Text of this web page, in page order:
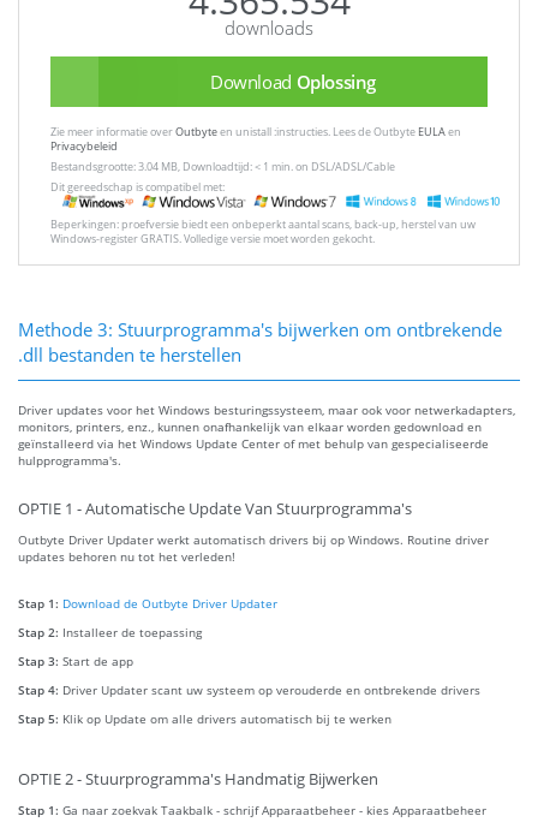
downloads
Download Oplossing
Zie meer informatie overOutbyteen unistall :instructies. Lees de Outbyte EULAen
Privacybeleid
Bestandsgrootte: 3.04 MB, Downloadtijd: < 1 min. on DSL/ADSL/Cable
Dit gereedschap is compatibel met:
Beperkingen: proefversie biedt een onbeperkt aantal scans, back-up, herstel van uw
Windows-register GRATIS. Volledige versie moet worden gekocht.
Methode 3: Stuurprogramma's bijwerken om ontbrekende
.dll bestanden te herstellen
Driver updates voor het Windows besturingssysteem, maar ook voor netwerkadapters,
monitors, printers, enz., kunnen onafhankelijk van elkaar worden gedownload en
geïnstalleerd via het Windows Update Center of met behulp van gespecialiseerde
hulpprogramma's.
OPTIE 1 - Automatische Update Van Stuurprogramma's
Outbyte Driver Updater werkt automatisch drivers bij op Windows. Routine driver
updates behoren nu tot het verleden!
Stap 1: Download de Outbyte Driver Updater
Stap 2: Installeer de toepassing
Stap 3: Start de app
Stap 4: Driver Updater scant uw systeem op verouderde en ontbrekende drivers
Stap 5: Klik op Update om alle drivers automatisch bij te werken
OPTIE 2 - Stuurprogramma's Handmatig Bijwerken
Stap 1: Ga naar zoekvak Taakbalk - schrijf Apparaatbeheer - kies Apparaatbeheer